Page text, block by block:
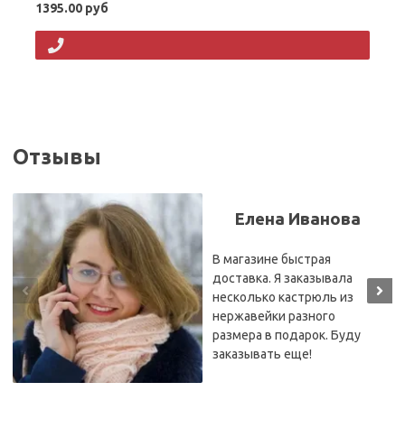
1395.00 руб
Отзывы
Елена Иванова
В магазине быстрая
доставка. Я заказывала
несколько кастрюль из
нержавейки разного
размера в подарок. Буду
заказывать еще!